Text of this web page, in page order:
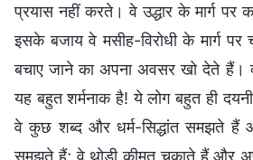
प्रयास नहीं करते। वे उद्धार के मार्ग
इसके बजाय वे मसीह-विरोधी के मार्ग
बचाए जाने का अपना अवसर खो देते हैं।
यह बहुत शर्मनाक है! ये लोग बहुत ही
वे कुछ शब्द और धर्म-सिद्धांत समझते हैं
समझते हैं; वे थोड़ी कीमत चुकाते हैं और